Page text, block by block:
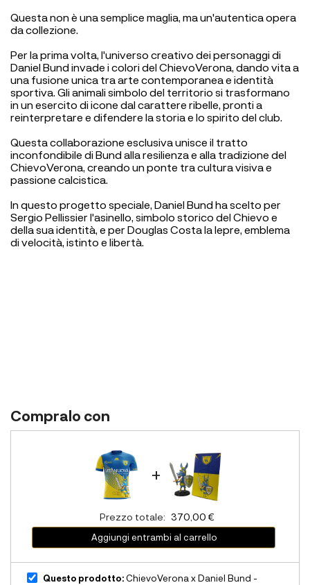
Questa non è una semplice maglia, ma un'autentica opera
da collezione.
Per la prima volta, l'universo creativo dei personaggi di
Daniel Bund invade i colori del ChievoVerona, dando vita a
una fusione unica tra arte contemporanea e identità
sportiva. Gli animali simbolo del territorio si trasformano
in un esercito di icone dal carattere ribelle, pronti a
reinterpretare e difendere la storia e lo spirito del club.
Questa collaborazione esclusiva unisce il tratto
inconfondibile di Bund alla resilienza e alla tradizione del
ChievoVerona, creando un ponte tra cultura visiva e
passione calcistica.
In questo progetto speciale, Daniel Bund ha scelto per
Sergio Pellissier l'asinello, simbolo storico del Chievo e
della sua identità, e per Douglas Costa la lepre, emblema
di velocità, istinto e libertà.
Compralo con
+
Prezzo totale: 370,00 €
Aggiungi entrambi al carrello
Questo prodotto:ChievoVerona x Daniel Bund -